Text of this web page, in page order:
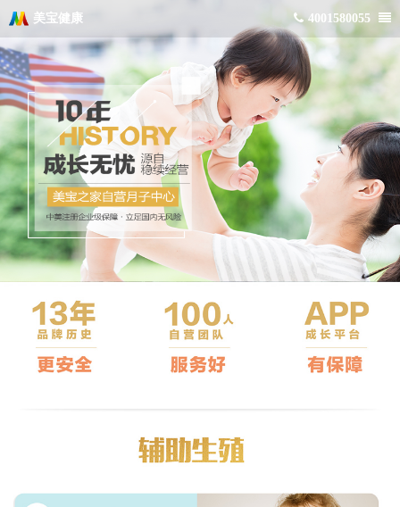
美宝健康 4001580055